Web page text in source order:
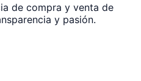
de compra y venta de
y pasión.